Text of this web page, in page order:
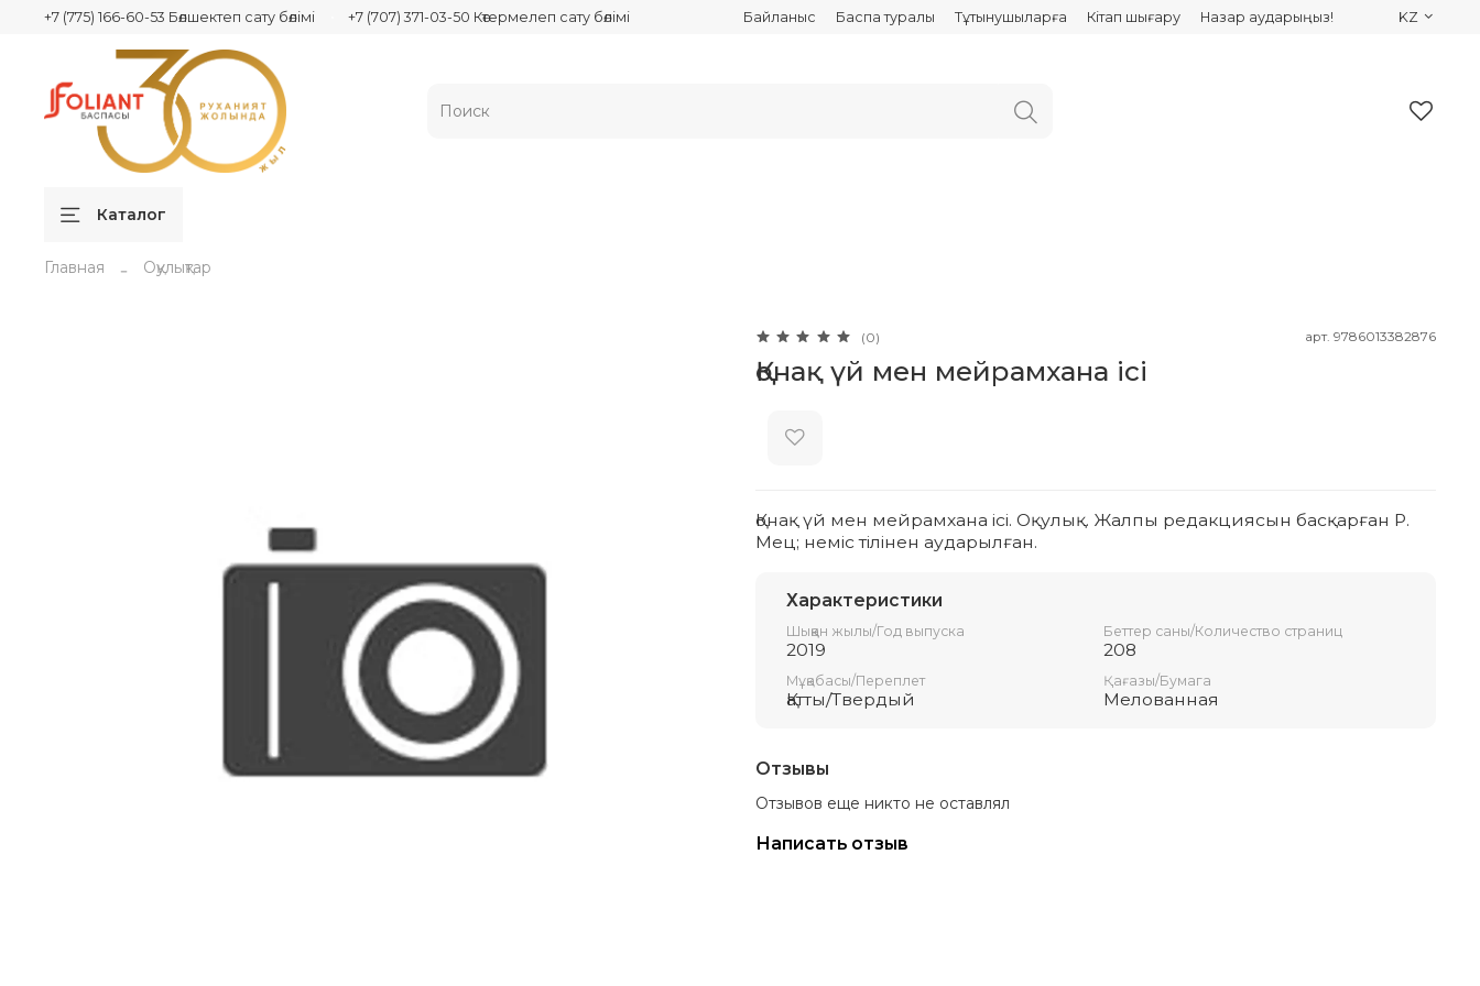
Байланыс Баспа туралы Тұтынушыларға Кітап шығару Назар аударыңыз!
+7 (775) 166-60-53 Бөлшектеп сату бөлімі +7 (707) 371-03-50 Көтермелеп сату бөлімі KZ
Каталог
Главная Оқулықтар
(0) арт. 9786013382876
Қонақ үй мен мейрамхана ісі
Қонақ үй мен мейрамхана ісі. Оқулық. Жалпы редакциясын басқарған Р.
Мец; неміс тілінен аударылған.
Характеристики
Шыққан жылы/Год выпуска
2019
Беттер саны/Количество страниц
208
Мұқабасы/Переплет
Қатты/Твердый
Қағазы/Бумага
Мелованная
Отзывы
Отзывов еще никто не оставлял
Написать отзыв